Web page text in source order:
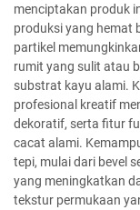
menciptakan produk
produksi yang hemat
partikel
rumit yang sulit atau
substrat kayu alami.
profesional kreatif
dekoratif, serta fitur
cacat alami.
tepi, mulai dari bevel
yang meningkatkan
tekstur permukaan